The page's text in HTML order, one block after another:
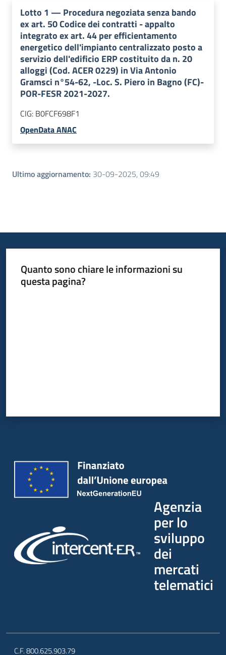
Lotto 1 — Procedura negoziata senza bando
ex art. 50 Codice dei contratti - appalto
integrato ex art. 44 per efficientamento
energetico dell'impianto centralizzato posto a
servizio dell'edificio ERP costituito da n. 20
alloggi (Cod. ACER 0229) in Via Antonio
Gramsci n°54-62, -Loc. S. Piero in Bagno (FC)-
POR-FESR 2021-2027.
CIG: B0FCF698F1
OpenData ANAC
Ultimo aggiornamento: 30-09-2025, 09:49
Quanto sono chiare le informazioni su
questa pagina?
Agenzia
per lo
sviluppo
dei
mercati
telematici
C.F. 800.625.903.79